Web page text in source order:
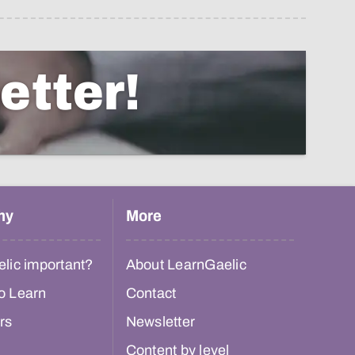
important?
Learn
More
About LearnGaelic
Contact
Newsletter
Content by level